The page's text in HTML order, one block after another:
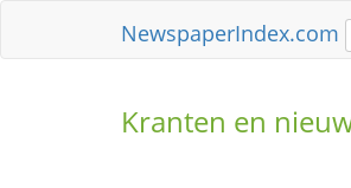
NewspaperIndex.com
Kranten en